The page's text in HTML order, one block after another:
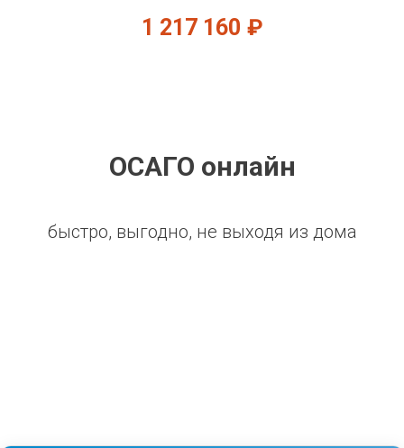
1 217 160 ₽
ОСАГО онлайн
быстро, выгодно, не выходя из дома